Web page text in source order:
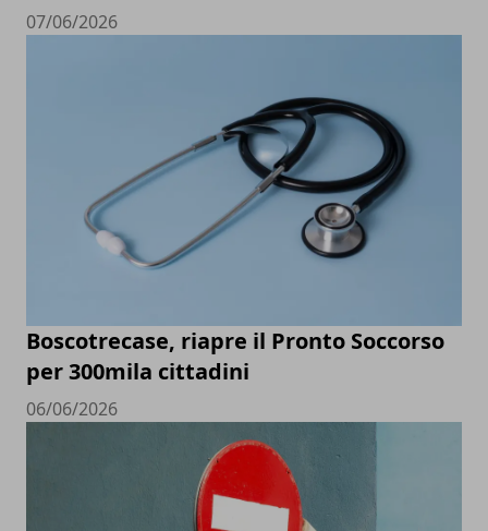
07/06/2026
Boscotrecase, riapre il Pronto Soccorso
per 300mila cittadini
06/06/2026